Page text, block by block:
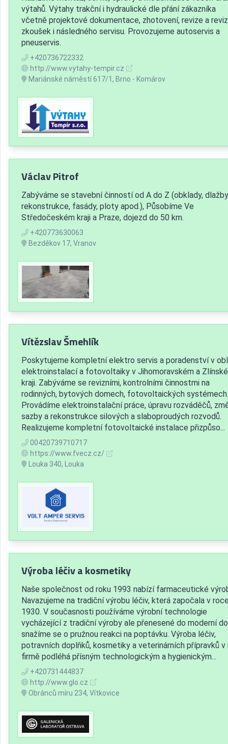
výtahů. Výtahy trakční i hydraulické dle přání zákazníka
včetně projektové dokumentace, zhotovení, revize a
zkoušek i následného servisu. Provozujeme autoservis a
pneuservis.
+420736722332
http://www.vytahy-tempir.cz
Mariánské náměstí 617/1, Brno - Komárov
Václav Pitrof
Zabýváme se stavební činností od A do Z (obklady,
rekonstrukce, fasády, ploty apod.), Působíme Ve
Středočeském kraji a Praze, dojezd do 50 km.
+420773630063
Bezděkov 17, Vranov
Vítězslav Šmehlík
Poskytujeme kompletní elektro servis a poradenství v
elektroinstalací a fotovoltaiky v Jihomoravském a
kraji. Zabýváme se revizními, kontrolními činnostmi na
rodinných, bytových domech, fotovoltaických systémech.
Provádíme elektroinstalační práce, úpravu rozváděčů,
sazby a rekonstrukce silových a slaboproudých rozvodů.
Realizujeme kompletní fotovoltaické instalace přizpůso...
00420739710717
https://www.fvecz.cz/
Louka 340, Louka
Výroba léčiv a kosmetiky
Naše společnost od roku 1993 nabízí farmaceutické
Navazujeme na tradiční výrobu léčiv, která započala v
1930. V současnosti používáme výrobní technologie
vycházející z tradiční výroby ale přenesené do moderní
snažíme se o pružnou reakci na poptávku. Výroba léčiv,
potravních doplňků, kosmetiky a veterinárních přípravků v
firmě podléhá přísným technologickým a hygienickým...
+420731444837
http://www.glo.cz
Obránců míru 234, Vítkovice